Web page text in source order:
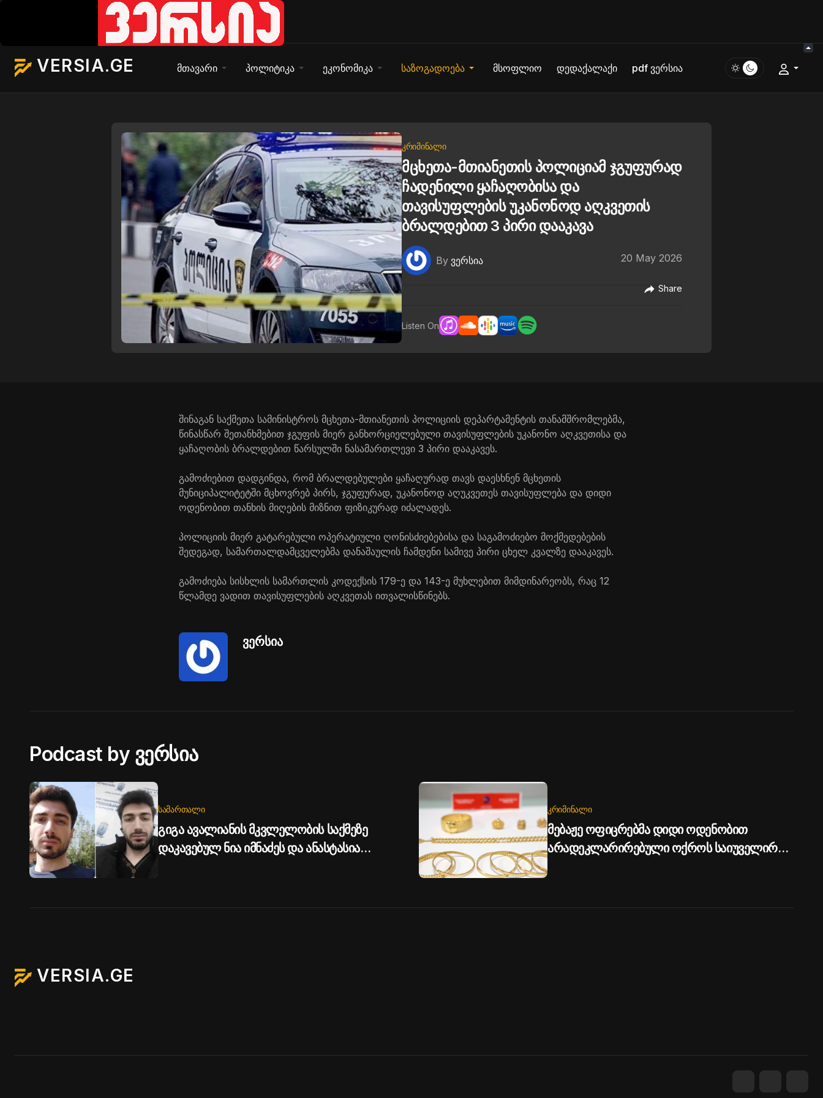
VERSIA.GE მთავარი პოლიტიკა ეკონომიკა საზოგადოება მსოფლიო დედაქალაქი pdf ვერსია
ᲙᲠᲘᲛᲘᲜᲐᲚᲘ
მცხეთა-მთიანეთის პოლიციამ ჯგუფურად
ჩადენილი ყაჩაღობისა და
თავისუფლების უკანონოდ აღკვეთის
ბრალდებით 3 პირი დააკავა
By ვერსია 20 May 2026
Share
Listen On
შინაგან საქმეთა სამინისტროს მცხეთა-მთიანეთის პოლიციის დეპარტამენტის თანამშრომლებმა,
წინასწარ შეთანხმებით ჯგუფის მიერ განხორციელებული თავისუფლების უკანონო აღკვეთისა და
ყაჩაღობის ბრალდებით წარსულში ნასამართლევი 3 პირი დააკავეს.
გამოძიებით დადგინდა, რომ ბრალდებულები ყაჩაღურად თავს დაესხნენ მცხეთის
მუნიციპალიტეტში მცხოვრებ პირს, ჯგუფურად, უკანონოდ აღუკვეთეს თავისუფლება და დიდი
ოდენობით თანხის მიღების მიზნით ფიზიკურად იძალადეს.
პოლიციის მიერ გატარებული ოპერატიული ღონისძიებებისა და საგამოძიებო მოქმედებების
შედეგად, სამართალდამცველებმა დანაშაულის ჩამდენი სამივე პირი ცხელ კვალზე დააკავეს.
გამოძიება სისხლის სამართლის კოდექსის 179-ე და 143-ე მუხლებით მიმდინარეობს, რაც 12
წლამდე ვადით თავისუფლების აღკვეთას ითვალისწინებს.
ვერსია
Podcast by ვერსია
ᲡᲐᲛᲐᲠᲗᲐᲚᲘ
გიგა ავალიანის მკვლელობის საქმეზე
დაკავებულ ნია იმნაძეს და ანასტასია
ᲙᲠᲘᲛᲘᲜᲐᲚᲘ
მებაჟე ოფიცრებმა დიდი ოდენობით
არადეკლარირებული ოქროს საიუველირო
VERSIA.GE